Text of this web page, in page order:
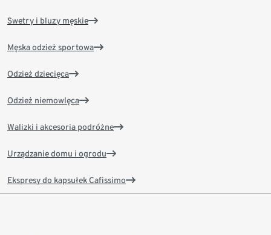
Swetry i bluzy męskie
Męska odzież sportowa
Odzież dziecięca
Odzież niemowlęca
Walizki i akcesoria podróżne
Urządzanie domu i ogrodu
Ekspresy do kapsułek Cafissimo